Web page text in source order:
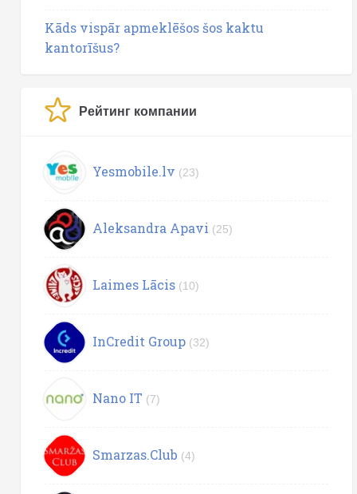
Kāds vispār apmeklēšos šos kaktu
kantorīšus?
Рейтинг компании
Yesmobile.lv (23)
Aleksandra Apavi (25)
Laimes Lācis (10)
InCredit Group (32)
Nano IT (7)
Smarzas.Club (4)